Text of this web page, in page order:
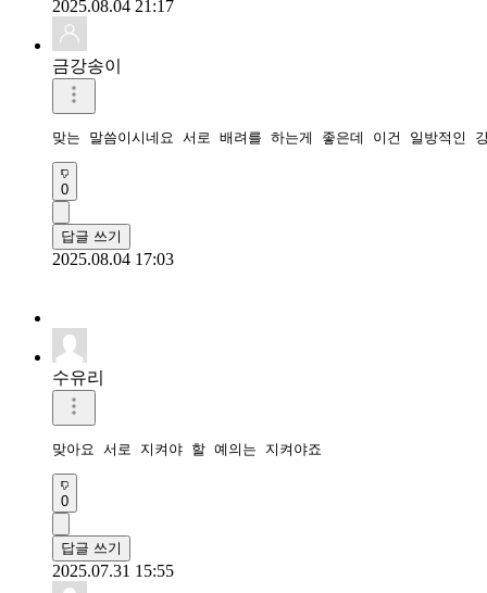
2025.08.04 21:17
금강송이
맞는 말씀이시네요 서로 배려를 하는게 좋은데 이건 일방적인
0
답글 쓰기
2025.08.04 17:03
수유리
0
답글 쓰기
2025.07.31 15:55